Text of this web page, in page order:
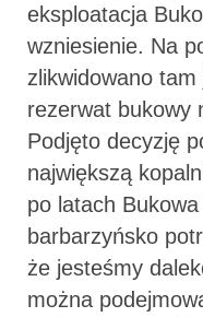
eksploatacja
wzniesienie. Na
zlikwidowano
rezerwat bukowy
Podjęto decyzję
największą
po latach
barbarzyńsko
że jesteśmy
można